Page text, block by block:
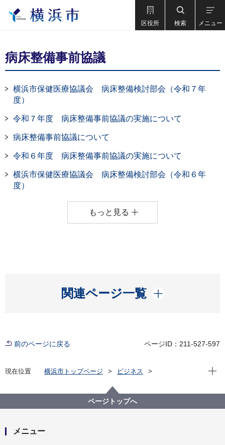
区役所 検索 メニュー
病床整備事前協議
横浜市保健医療協議会 病床整備検討部会（令和７年
度）
令和７年度 病床整備事前協議の実施について
病床整備事前協議について
令和６年度 病床整備事前協議の実施について
横浜市保健医療協議会 病床整備検討部会（令和６年
度）
もっと見る
関連ページ一覧
開く
前のページに戻る ページID：211-527-597
現在位置 横浜市トップページ
ビジネス
医療機関の方への情報
現在
ページトップへ
メニュー